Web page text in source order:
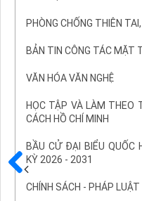
PHÒNG CHỐNG THIÊN
BẢN TIN CÔNG TÁC MẶT
VĂN HÓA VĂN NGHỆ
HỌC TẬP VÀ LÀM THEO
CÁCH HỒ CHÍ MINH
BẦU CỬ ĐẠI BIỂU QUỐC
KỲ 2026 - 2031
CHÍNH SÁCH - PHÁP LUẬT
Trước